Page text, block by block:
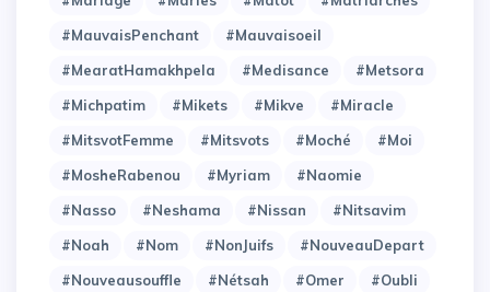
#MauvaisPenchant
#Mauvaisoeil
#MearatHamakhpela
#Medisance
#Metsora
#Michpatim
#Mikets #Mikve
#Miracle
#MitsvotFemme
#Mitsvots #Moché
#Moi
#MosheRabenou
#Myriam
#Naomie
#Nasso
#Neshama #Nissan
#Nitsavim
#Noah
#Nom #NonJuifs
#NouveauDepart
#Nouveausouffle
#Nétsah #Omer
#Oubli